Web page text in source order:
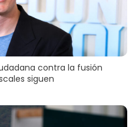
contra la fusión
siguen